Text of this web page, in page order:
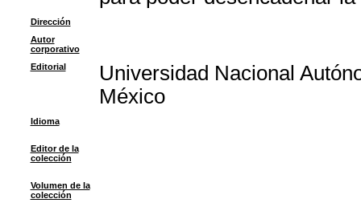
Dirección
Autor
corporativo
Editorial
Universidad Nacional
México
Idioma
Editor de la
colección
Volumen de la
colección